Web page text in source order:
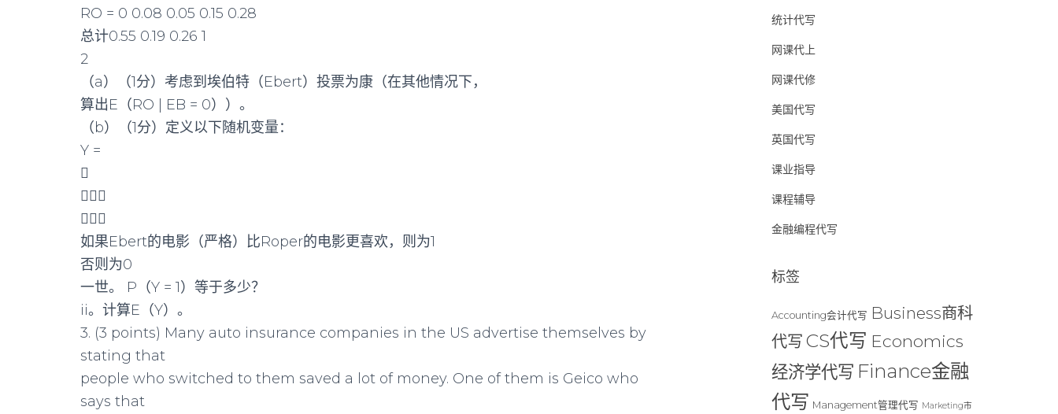
RO = 0 0.08 0.05 0.15 0.28
总计0.55 0.19 0.26 1
2
（a）（1分）考虑到埃伯特（Ebert）投票为康（在其他情况下，
算出E（RO | EB = 0））。
（b）（1分）定义以下随机变量：
Y =



如果Ebert的电影（严格）比Roper的电影更喜欢，则为1
否则为0
一世。 P（Y = 1）等于多少？
ii。计算E（Y）。
3. (3 points) Many auto insurance companies in the US advertise themselves by
stating that
people who switched to them saved a lot of money. One of them is Geico who
says that
统计代写
网课代上
网课代修
美国代写
英国代写
课业指导
课程辅导
金融编程代写
标签
Accounting会计代写 Business商科
代写 CS代写 Economics
经济学代写 Finance金融
代写 Management管理代写 Marketing市